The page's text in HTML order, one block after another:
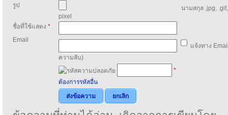
รูป
นามสกุล .jpg,
pixel
ชื่อที่ใช้แสดง *
Email
แจ้งทาง
ความลับ)
*
ต้องการรหัสอื่น
ส่งข้อความ
ยกเลิก